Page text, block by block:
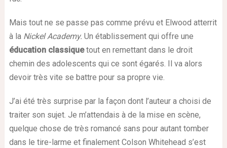
Mais tout ne se passe pas comme prévu et Elwood atterrit
à la Nickel Academy. Un établissement qui offre une
éducation classiquetout en remettant dans le droit
chemin des adolescents qui ce sont égarés. Il va alors
devoir très vite se battre pour sa propre vie.
J’ai été très surprise par la façon dont l’auteur a choisi de
traiter son sujet. Je m’attendais à de la mise en scène,
quelque chose de très romancé sans pour autant tomber
dans le tire-larme et finalement Colson Whitehead s’est